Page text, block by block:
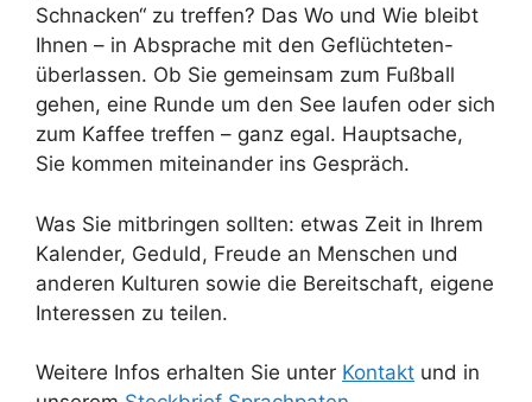
Schnacken“ zu treffen? Das Wo und Wie bleibt
Ihnen – in Absprache mit den Geflüchteten-
überlassen. Ob Sie gemeinsam zum Fußball
gehen, eine Runde um den See laufen oder sich
zum Kaffee treffen – ganz egal. Hauptsache,
Sie kommen miteinander ins Gespräch.
Was Sie mitbringen sollten: etwas Zeit in Ihrem
Kalender, Geduld, Freude an Menschen und
anderen Kulturen sowie die Bereitschaft, eigene
Interessen zu teilen.
Weitere Infos erhalten Sie unter Kontakt und in